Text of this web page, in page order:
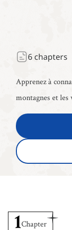
6 chapters
Apprenez à
montagnes et les
1Chapter